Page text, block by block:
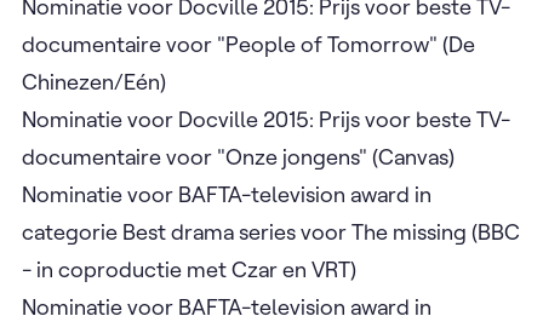
Nominatie voor Docville 2015: Prijs voor beste TV-
documentaire voor "People of Tomorrow" (De
Chinezen/Eén)
Nominatie voor Docville 2015: Prijs voor beste TV-
documentaire voor "Onze jongens" (Canvas)
Nominatie voor BAFTA-television award in
categorie Best drama series voor The missing (BBC
- in coproductie met Czar en VRT)
Nominatie voor BAFTA-television award in